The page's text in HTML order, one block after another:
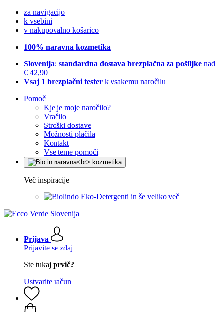
za navigacijo
k vsebini
v nakupovalno košarico
100% naravna kozmetika
Slovenija: standardna dostava brezplačna za pošiljke nad
€ 42,90
Vsaj 1 brezplačni tester k vsakemu naročilu
Pomoč
Kje je moje naročilo?
Vračilo
Stroški dostave
Možnosti plačila
Kontakt
Vse teme pomoči
Več inspiracije
Eko-Detergenti in še veliko več
Prijava
Prijavite se zdaj
Ste tukaj prvič?
Ustvarite račun